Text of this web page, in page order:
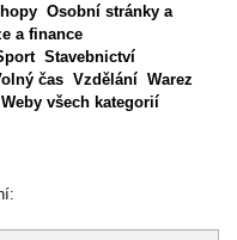
Osobní stránky a
a finance
Stavebnictví
čas Vzdělání Warez
Weby všech kategorií